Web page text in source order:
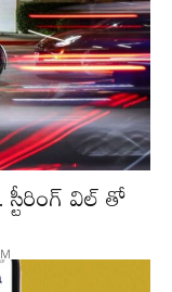
స్టీరింగ్ విల్ తో